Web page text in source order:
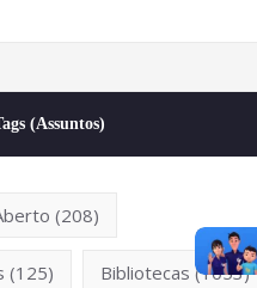
(Assuntos)
(208)
(125) Bibliotecas (1053)